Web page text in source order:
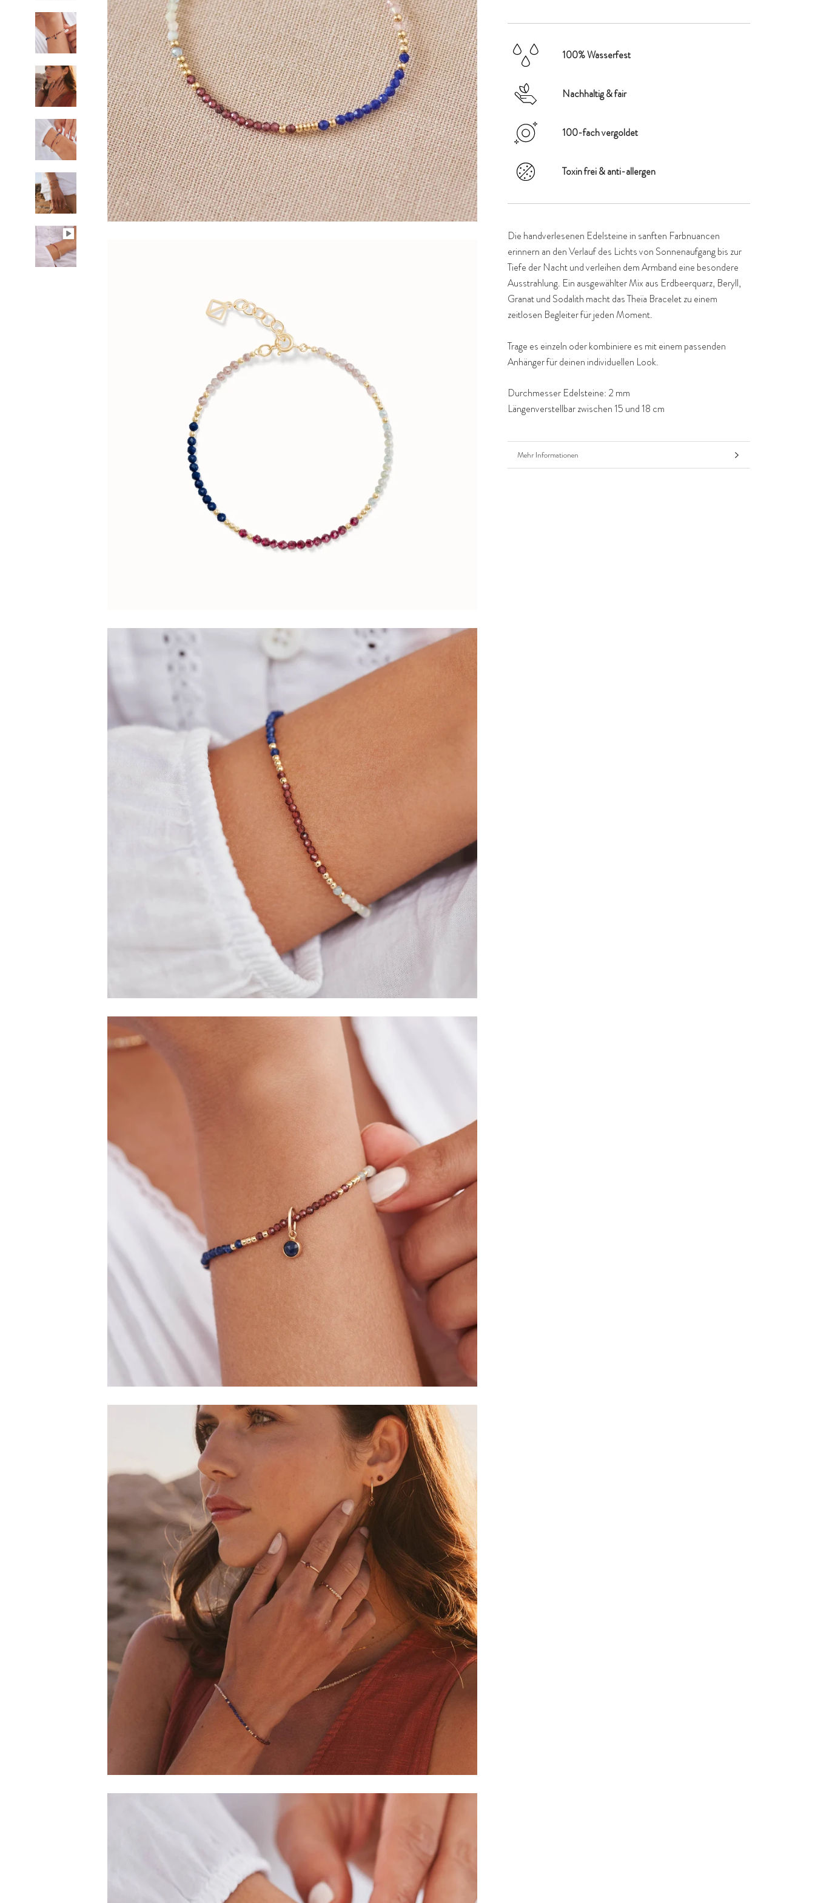
100% Wasserfest
Nachhaltig & fair
100-fach vergoldet
Toxin frei & anti-allergen
Die handverlesenen Edelsteine in sanften Farbnuancen
erinnern an den Verlauf des Lichts von Sonnenaufgang bis zur
Tiefe der Nacht und verleihen dem Armband eine besondere
Ausstrahlung. Ein ausgewählter Mix aus Erdbeerquarz, Beryll,
Granat und Sodalith macht das Theïa Bracelet zu einem
zeitlosen Begleiter für jeden Moment.
Trage es einzeln oder kombiniere es mit einem passenden
Anhänger für deinen individuellen Look.
Durchmesser Edelsteine: 2 mm
Längenverstellbar zwischen 15 und 18 cm
Mehr Informationen
Bilder ansehen